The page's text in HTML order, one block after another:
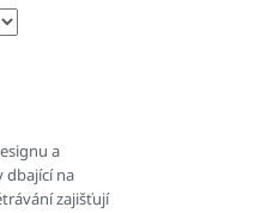
a
na
zajišťují